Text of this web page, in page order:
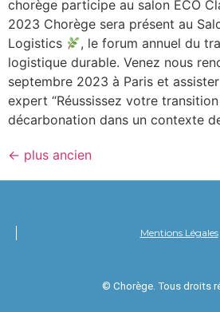
chorège participe au salon ECO
2023 Chorège sera présent au
Logistics
, le forum annuel du
logistique durable. Venez nous
septembre 2023 à Paris et
expert “Réussissez votre
décarbonation dans un contexte
← plus ancien
Mentions Légales
© Chorège. Tous droits